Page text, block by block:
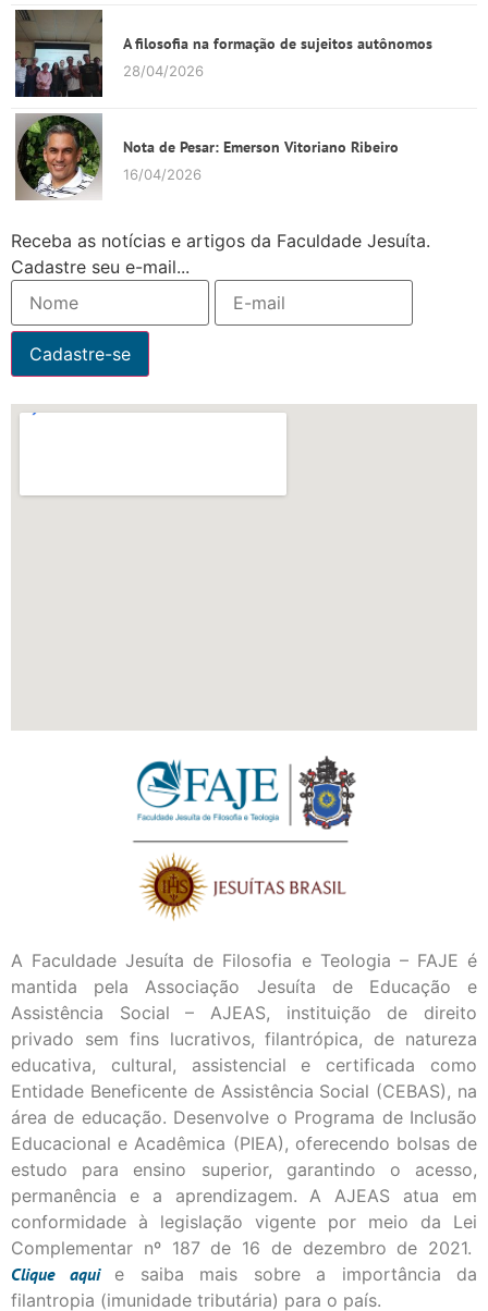
A filosofia na formação de sujeitos autônomos
28/04/2026
Nota de Pesar: Emerson Vitoriano Ribeiro
16/04/2026
Receba as notícias e artigos da Faculdade Jesuíta.
Cadastre seu e-mail...
A Faculdade Jesuíta de Filosofia e Teologia – FAJE é
mantida pela Associação Jesuíta de Educação e
Assistência Social – AJEAS, instituição de direito
privado sem fins lucrativos, filantrópica, de natureza
educativa, cultural, assistencial e certificada como
Entidade Beneficente de Assistência Social (CEBAS), na
área de educação. Desenvolve o Programa de Inclusão
Educacional e Acadêmica (PIEA), oferecendo bolsas de
estudo para ensino superior, garantindo o acesso,
permanência e a aprendizagem. A AJEAS atua em
conformidade à legislação vigente por meio da Lei
Complementar nº 187 de 16 de dezembro de 2021.
Cliqueaqui
e saiba mais sobre a importância da
filantropia (imunidade tributária) para o país.